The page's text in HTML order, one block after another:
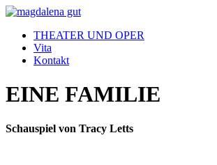
THEATER UND OPER
Vita
Kontakt
EINE FAMILIE
Schauspiel von Tracy Letts